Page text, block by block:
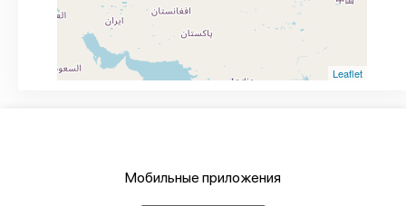
Leaflet
Мобильные приложения